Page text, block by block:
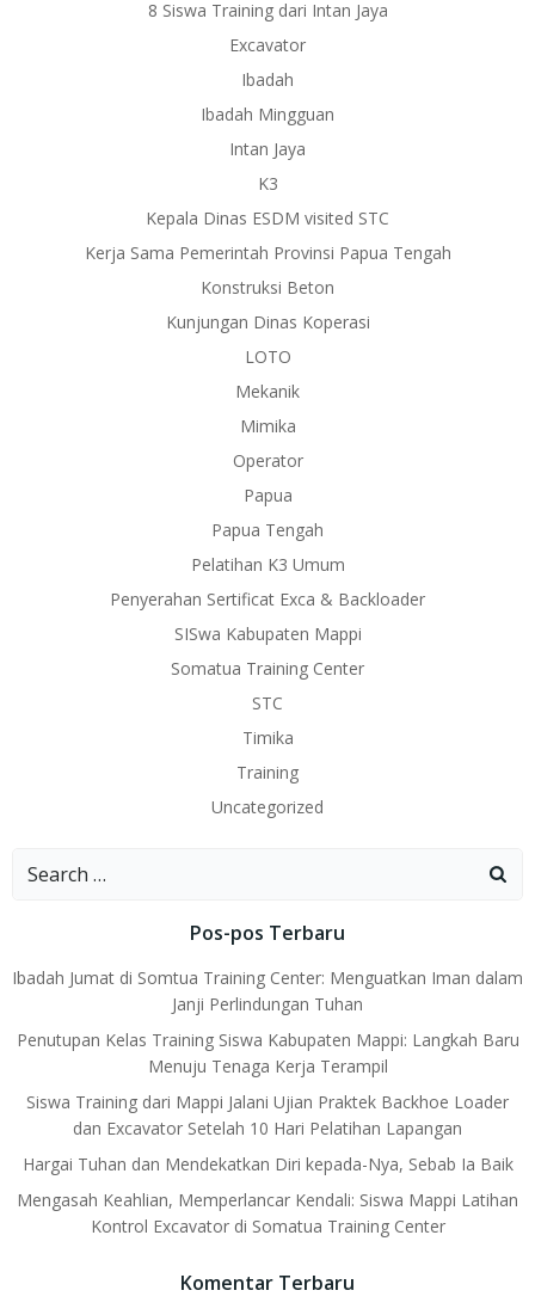
8 Siswa Training dari Intan Jaya
Excavator
Ibadah
Ibadah Mingguan
Intan Jaya
K3
Kepala Dinas ESDM visited STC
Kerja Sama Pemerintah Provinsi Papua Tengah
Konstruksi Beton
Kunjungan Dinas Koperasi
LOTO
Mekanik
Mimika
Operator
Papua
Papua Tengah
Pelatihan K3 Umum
Penyerahan Sertificat Exca & Backloader
SISwa Kabupaten Mappi
Somatua Training Center
STC
Timika
Training
Uncategorized
Search
Pos-pos Terbaru
Ibadah Jumat di Somtua Training Center: Menguatkan Iman dalam
Janji Perlindungan Tuhan
Penutupan Kelas Training Siswa Kabupaten Mappi: Langkah Baru
Menuju Tenaga Kerja Terampil
Siswa Training dari Mappi Jalani Ujian Praktek Backhoe Loader
dan Excavator Setelah 10 Hari Pelatihan Lapangan
Hargai Tuhan dan Mendekatkan Diri kepada-Nya, Sebab Ia Baik
Mengasah Keahlian, Memperlancar Kendali: Siswa Mappi Latihan
Kontrol Excavator di Somatua Training Center
Komentar Terbaru